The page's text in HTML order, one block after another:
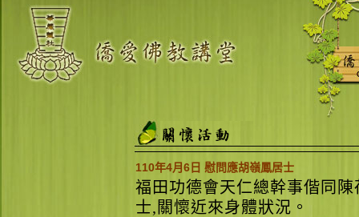
110年4月6日 慰問應胡嶺鳳居士
福田功德會天仁總幹事偕同
士,關懷近來身體狀況。